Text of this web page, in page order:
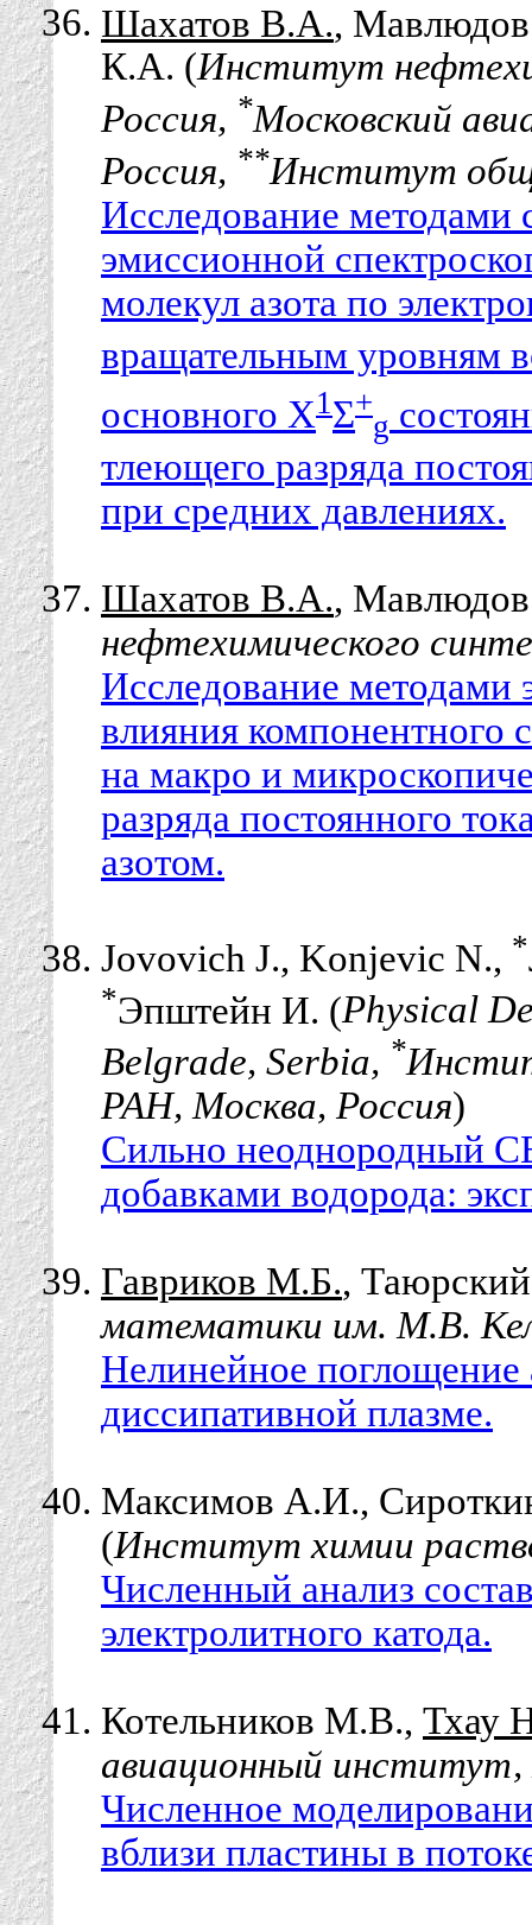
Шахатов В.А.,
К.А. (Институт
Россия, *Московский
Россия, **Институт
Исследование
эмиссионной
молекул азота по
вращательным уровням
основного Χ1Σ+
g
тлеющего разряда
при средних давлениях.
Шахатов В.А.,
нефтехимического
Исследование методами
влияния компонентного
на макро и
разряда постоянного
азотом.
Jovovich J., Konjevic N., *
*Эпштейн И. (Physical
Belgrade, Serbia, *
РАН, Москва, Россия)
Сильно неоднородный
добавками водорода:
Гавриков М.Б.,
математики им. М.В.
Нелинейное поглощение
диссипативной плазме.
Максимов А.И.,
(Институт химии
Численный анализ
электролитного катода.
Котельников М.В., Тхау
авиационный институт,
Численное
вблизи пластины в